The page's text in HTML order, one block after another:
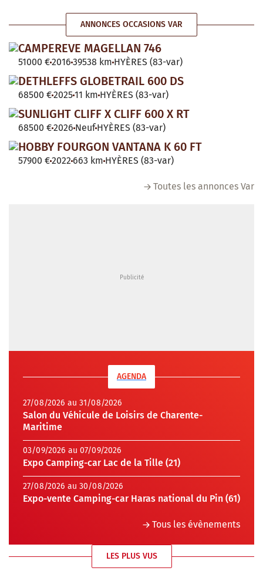
ANNONCES OCCASIONS VAR
CAMPEREVE MAGELLAN 746
51000 €2016 39538 km HYÈRES (83-var)
DETHLEFFS GLOBETRAIL 600 DS
68500 €202511 km HYÈRES (83-var)
SUNLIGHT CLIFF X CLIFF 600 X RT
68500 €2026 Neuf HYÈRES (83-var)
HOBBY FOURGON VANTANA K 60 FT
57900 €2022 663 km HYÈRES (83-var)
Toutes les annonces Var
AGENDA
27/08/2026 au 31/08/2026
Salon du Véhicule de Loisirs de Charente-
Maritime
03/09/2026 au 07/09/2026
Expo Camping-car Lac de la Tille (21)
27/08/2026 au 30/08/2026
Expo-vente Camping-car Haras national du Pin (61)
Tous les évènements
LES PLUS VUS